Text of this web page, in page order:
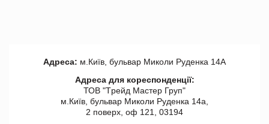
Адреса: м.Київ, бульвар Миколи Руденка 14А
Адреса для кореспонденції:
ТОВ "Tрейд Мастер Груп"
м.Київ, бульвар Миколи Руденка 14а,
2 поверх, оф 121, 03194